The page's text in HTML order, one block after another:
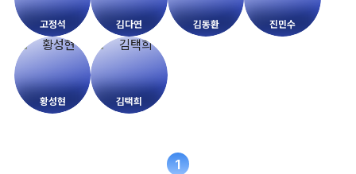
고정석 김다연 김동환 진민수
황성현 김택희
1